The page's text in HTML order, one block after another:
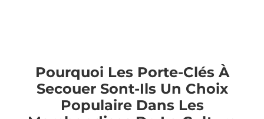
Pourquoi Les Porte-Clés À
Secouer Sont-Ils Un Choix
Populaire Dans Les